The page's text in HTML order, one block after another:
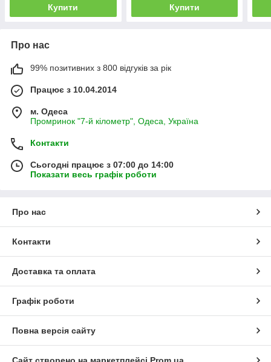
Купити Купити
Про нас
99% позитивних з 800 відгуків за рік
Працює з 10.04.2014
м. Одеса
Промринок "7-й кілометр", Одеса, Україна
Контакти
Сьогодні працює з 07:00 до 14:00
Показати весь графік роботи
Про нас
Контакти
Доставка та оплата
Графік роботи
Повна версія сайту